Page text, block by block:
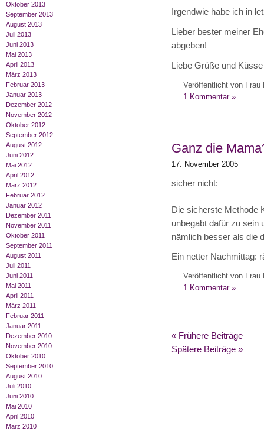
Oktober 2013
September 2013
August 2013
Juli 2013
Juni 2013
Mai 2013
April 2013
März 2013
Februar 2013
Januar 2013
Dezember 2012
November 2012
Oktober 2012
September 2012
August 2012
Juni 2012
Mai 2012
April 2012
März 2012
Februar 2012
Januar 2012
Dezember 2011
November 2011
Oktober 2011
September 2011
August 2011
Juli 2011
Juni 2011
Mai 2011
April 2011
März 2011
Februar 2011
Januar 2011
Dezember 2010
November 2010
Oktober 2010
September 2010
August 2010
Juli 2010
Juni 2010
Mai 2010
April 2010
März 2010
Irgendwie habe ich in
Lieber bester meiner
abgeben!
Liebe Grüße und
Veröffentlicht von Frau
1 Kommentar »
Ganz die
17. November 2005
sicher nicht:
Die sicherste Methode
unbegabt dafür zu sein
nämlich besser als die
Ein netter Nachmittag:
Veröffentlicht von Frau
1 Kommentar »
« Frühere Beiträge
Spätere Beiträge »